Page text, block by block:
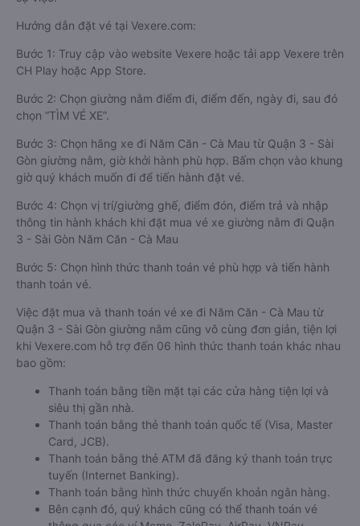
Hướng dẫn đặt vé tại Vexere.com:
Bước 1: Truy cập vào website Vexere hoặc tải app Vexere trên
CH Play hoặc App Store.
Bước 2: Chọn giường nằm điểm đi, điểm đến, ngày đi, sau đó
chọn “TÌM VÉ XE”.
Bước 3: Chọn hãng xe đi Năm Căn - Cà Mau từ Quận 3 - Sài
Gòn giường nằm, giờ khởi hành phù hợp. Bấm chọn vào khung
giờ quý khách muốn đi để tiến hành đặt vé.
Bước 4: Chọn vị trí/giường ghế, điểm đón, điểm trả và nhập
thông tin hành khách khi đặt mua vé xe giường nằm đi Quận
3 - Sài Gòn Năm Căn - Cà Mau
Bước 5: Chọn hình thức thanh toán vé phù hợp và tiến hành
thanh toán vé.
Việc đặt mua và thanh toán vé xe đi Năm Căn - Cà Mau từ
Quận 3 - Sài Gòn giường nằm cũng vô cùng đơn giản, tiện lợi
khi Vexere.com hỗ trợ đến 06 hình thức thanh toán khác nhau
bao gồm:
Thanh toán bằng tiền mặt tại các cửa hàng tiện lợi và
siêu thị gần nhà.
Thanh toán bằng thẻ thanh toán quốc tế (Visa, Master
Card, JCB).
Thanh toán bằng thẻ ATM đã đăng ký thanh toán trực
tuyến (Internet Banking).
Thanh toán bằng hình thức chuyển khoản ngân hàng.
Bên cạnh đó, quý khách cũng có thể thanh toán vé